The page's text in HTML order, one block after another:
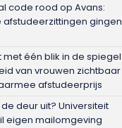
code rood op Avans:
gingen
met één blik in de spiegel
van vrouwen zichtbaar
afstudeerprijs
deur uit? Universiteit
eigen mailomgeving